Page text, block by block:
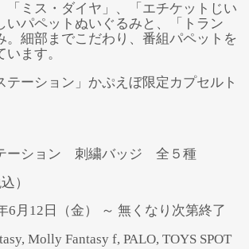
「ミス・ダイヤ」、「エチケットじい
いパペットぬいぐるみと、「トラン
。細部までこだわり、番組パペットを
ます。
テーション」かぷえぼ限定カプセルト
ーション 刺繍バッジ 全５種
）
6月12日（金） ～ 無くなり次第終了
Molly Fantasy f, PALO, TOYS SPOT